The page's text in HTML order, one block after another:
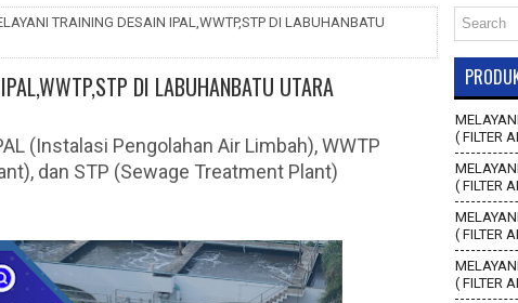
TRAINING DESAIN IPAL,WWTP,STP DI LABUHANBATU
DI LABUHANBATU UTARA
(Instalasi Pengolahan Air Limbah), WWTP
dan STP (Sewage Treatment Plant)
( FILTER
( FILTER
( FILTER
( FILTER